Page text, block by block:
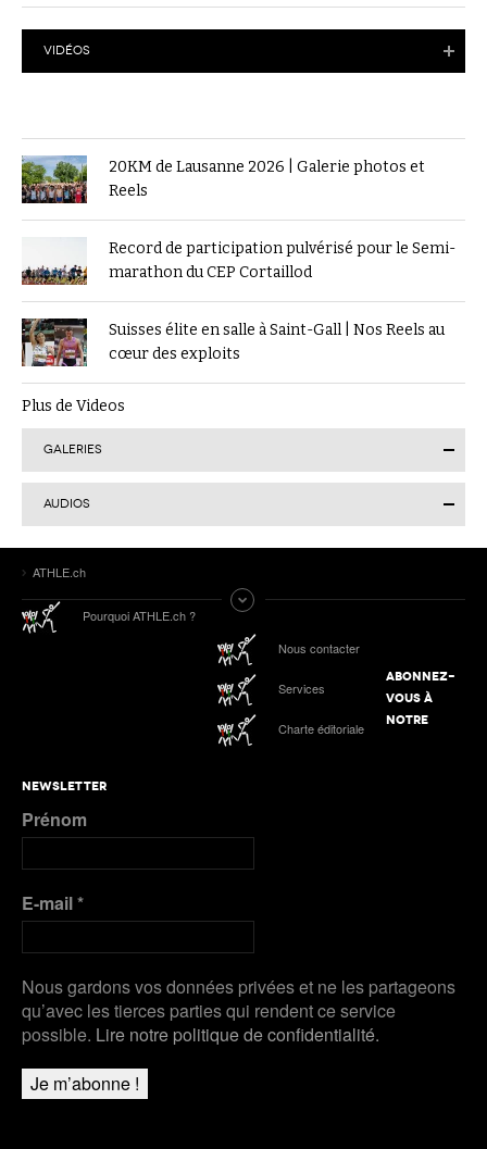
VIDÉOS
20KM de Lausanne 2026 | Galerie photos et
Reels
Record de participation pulvérisé pour le Semi-
marathon du CEP Cortaillod
Suisses élite en salle à Saint-Gall | Nos Reels au
cœur des exploits
Plus de Videos
GALERIES
ATHLE.ch aux Mondiaux indoor 2025 à Nanjing :
tous les liens de notre suivi spécial
ATHLE.ch à l’Euro indoor 2025 à Apeldoorn
AUDIOS
Tokyo 2025 | Le Podcast d’ATHLE.ch | Jour 9 :
Werro 6e de sa 1ère finale mondiale en plein air
Podcast n°4 : Grand Slam Track, grande
première à Kingston
Plus de Audios
ATHLE.ch
Pourquoi ATHLE.ch ?
Nous contacter
Services
Charte éditoriale
ABONNEZ-
VOUS À
NOTRE
NEWSLETTER
Prénom
E-mail*
Nous gardons vos données privées et ne les partageons
qu’avec les tierces parties qui rendent ce service
possible. Lire notre politique de confidentialité.